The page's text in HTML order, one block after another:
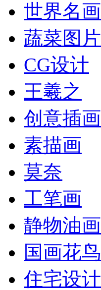
世界名画
蔬菜图片
CG设计
王羲之
创意插画
素描画
莫奈
工笔画
静物油画
国画花鸟
住宅设计